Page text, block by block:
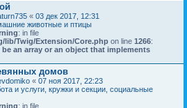
« 03 дек 2017, 12:31
животные и птицы
: in file
lib/Twig/Extension/Core.php on line 1266:
an array or an object that implements
домов
« 07 ноя 2017, 22:23
и услуги, кружки и секции, социальные
: in file